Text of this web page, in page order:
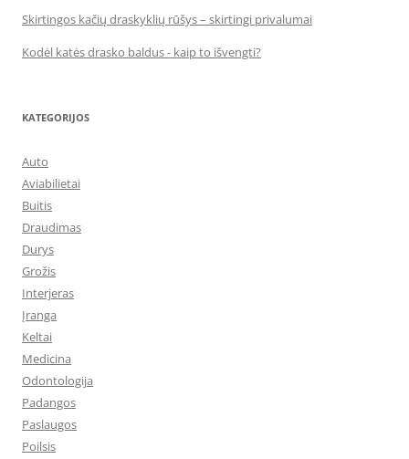
Skirtingos kačių draskyklių rūšys – skirtingi privalumai
Kodėl katės drasko baldus - kaip to išvengti?
KATEGORIJOS
Auto
Aviabilietai
Buitis
Draudimas
Durys
Grožis
Interjeras
Įranga
Keltai
Medicina
Odontologija
Padangos
Paslaugos
Poilsis